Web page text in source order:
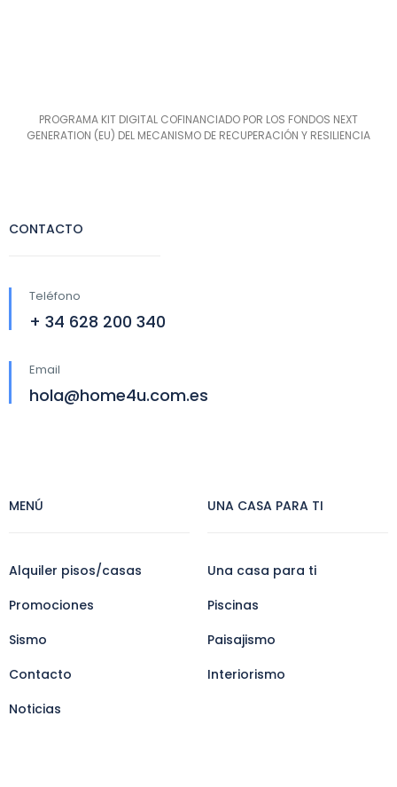
PROGRAMA KIT DIGITAL COFINANCIADO POR LOS FONDOS NEXT
GENERATION (EU) DEL MECANISMO DE RECUPERACIÓN Y RESILIENCIA
CONTACTO
Teléfono
+ 34 628 200 340
Email
hola@home4u.com.es
MENÚ
Alquiler pisos/casas
Promociones
Sismo
Contacto
Noticias
UNA CASA PARA TI
Una casa para ti
Piscinas
Paisajismo
Interiorismo